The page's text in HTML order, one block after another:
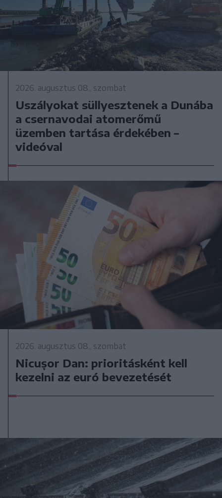
2026. augusztus 08., szombat
Uszályokat süllyesztenek a Dunába
a csernavodai atomerőmű
üzemben tartása érdekében –
videóval
2026. augusztus 08., szombat
Nicușor Dan: prioritásként kell
kezelni az euró bevezetését